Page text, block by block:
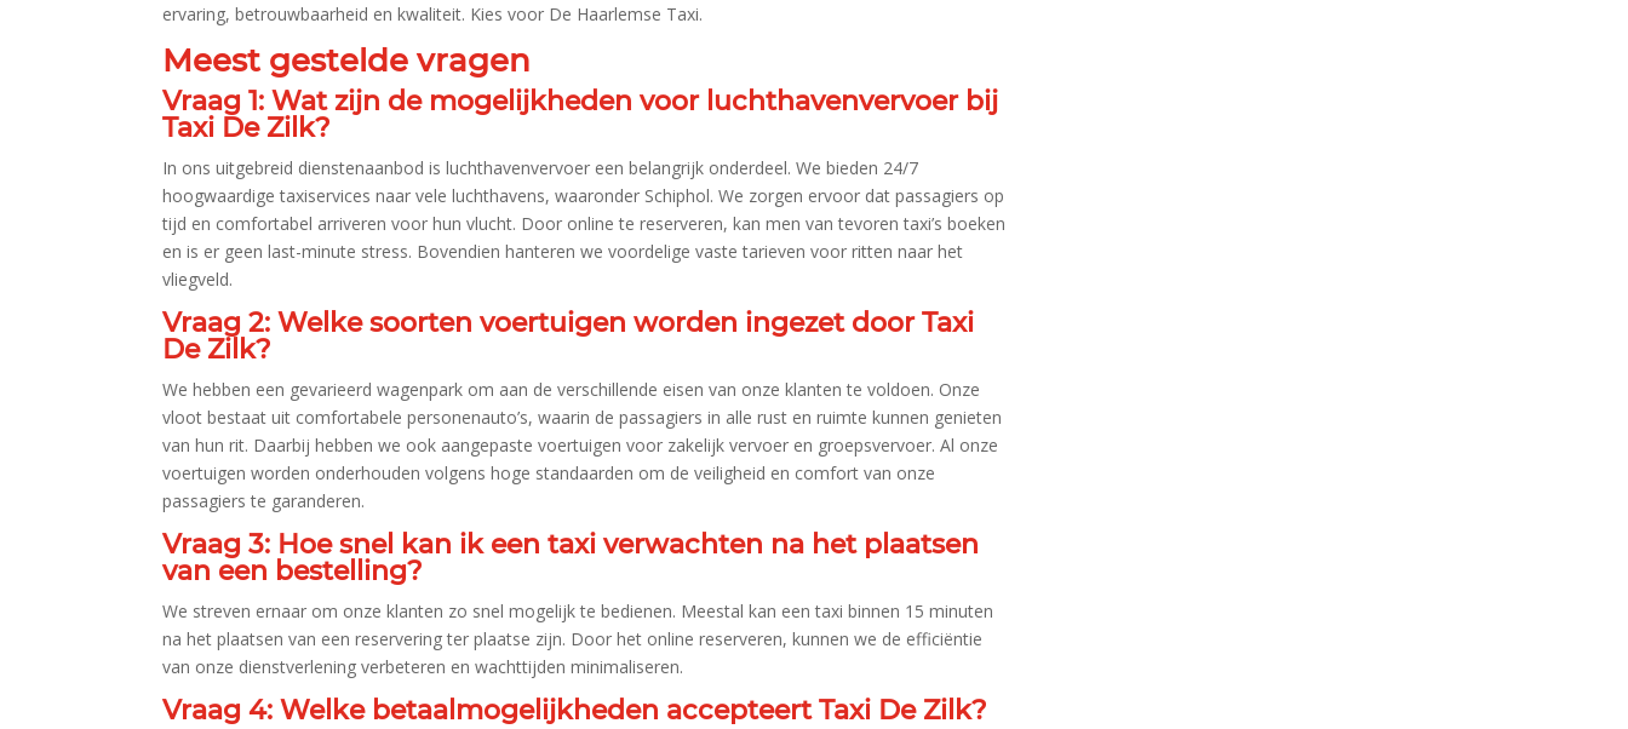
ervaring, betrouwbaarheid en kwaliteit.​ Kies voor De Haarlemse Taxi.​
Meest gestelde vragen
Vraag 1: Wat zijn de mogelijkheden voor luchthavenvervoer bij
Taxi De Zilk?
In ons uitgebreid dienstenaanbod is luchthavenvervoer een belangrijk onderdeel.​ We bieden 24/7
hoogwaardige taxiservices naar vele luchthavens, waaronder Schiphol.​ We zorgen ervoor dat passagiers op
tijd en comfortabel arriveren voor hun vlucht.​ Door online te reserveren, kan men van tevoren taxi’s boeken
en is er geen last-minute stress.​ Bovendien hanteren we voordelige vaste tarieven voor ritten naar het
vliegveld.​
Vraag 2: Welke soorten voertuigen worden ingezet door Taxi
De Zilk?
We hebben een gevarieerd wagenpark om aan de verschillende eisen van onze klanten te voldoen.​ Onze
vloot bestaat uit comfortabele personenauto’s, waarin de passagiers in alle rust en ruimte kunnen genieten
van hun rit.​ Daarbij hebben we ook aangepaste voertuigen voor zakelijk vervoer en groepsvervoer.​ Al onze
voertuigen worden onderhouden volgens hoge standaarden om de veiligheid en comfort van onze
passagiers te garanderen.​
Vraag 3: Hoe snel kan ik een taxi verwachten na het plaatsen
van een bestelling?
We streven ernaar om onze klanten zo snel mogelijk te bedienen.​ Meestal kan een taxi binnen 15 minuten
na het plaatsen van een reservering ter plaatse zijn.​ Door het online reserveren, kunnen we de efficiëntie
van onze dienstverlening verbeteren en wachttijden minimaliseren.​
Vraag 4: Welke betaalmogelijkheden accepteert Taxi De Zilk?